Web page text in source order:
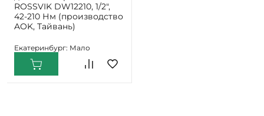
ROSSVIK DW12210, 1/2",
42-210 Нм (производство
AOK, Тайвань)
Екатеринбург: Мало